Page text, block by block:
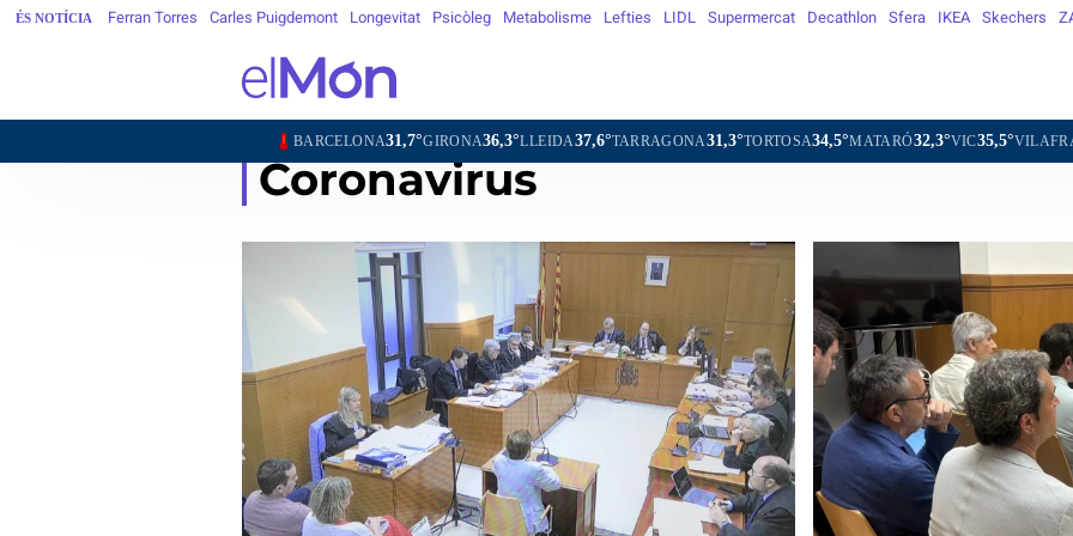
ÉS NOTÍCIA Ferran Torres Carles Puigdemont Longevitat Psicòleg Metabolisme Lefties LIDL Supermercat Decathlon Sfera IKEA Skechers
GIRONA36,3°LLEIDA37,6°TARRAGONA31,3°TORTOSA34,5°MATARÓ32,3°VIC35,5°VILAFRANCA DEL PENEDÈS
Coronavirus